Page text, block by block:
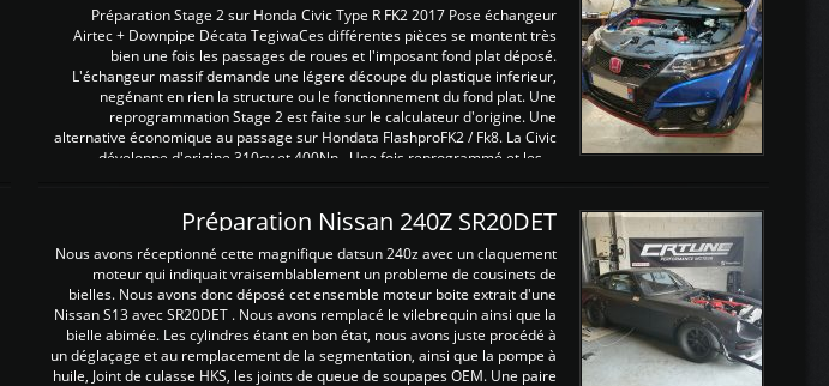
Préparation Stage 2 sur Honda Civic Type R FK2 2017 Pose échangeur
Airtec + Downpipe Décata TegiwaCes différentes pièces se montent très
bien une fois les passages de roues et l'imposant fond plat déposé.
L'échangeur massif demande une légere découpe du plastique inferieur,
negénant en rien la structure ou le fonctionnement du fond plat. Une
reprogrammation Stage 2 est faite sur le calculateur d'origine. Une
alternative économique au passage sur Hondata FlashproFK2 / Fk8. La Civic
développe d'origine 310cv et 400Nn , Une fois reprogrammé et les ...
Préparation Nissan 240Z SR20DET
Nous avons réceptionné cette magnifique datsun 240z avec un claquement
moteur qui indiquait vraisemblablement un probleme de cousinets de
bielles. Nous avons donc déposé cet ensemble moteur boite extrait d'une
Nissan S13 avec SR20DET . Nous avons remplacé le vilebrequin ainsi que la
bielle abimée. Les cylindres étant en bon état, nous avons juste procédé à
un déglaçage et au remplacement de la segmentation, ainsi que la pompe à
huile, Joint de culasse HKS, les joints de queue de soupapes OEM. Une paire